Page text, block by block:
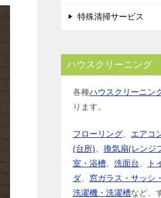
特殊清掃サービス
ハウスクリーニング
各種ハウスクリーニン
ります。
フローリング エアコ
(台所)
換気扇(レンジ
室・浴槽
洗面台 ト
ダ
窓ガラス・サッシ
洗濯機・洗濯槽など、